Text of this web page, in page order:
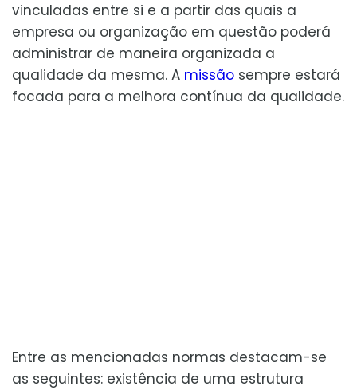
vinculadas entre si e a partir das quais a
empresa ou organização em questão poderá
administrar de maneira organizada a
qualidade da mesma. A missão sempre estará
focada para a melhora contínua da qualidade.
Entre as mencionadas normas destacam-se
as seguintes: existência de uma estrutura